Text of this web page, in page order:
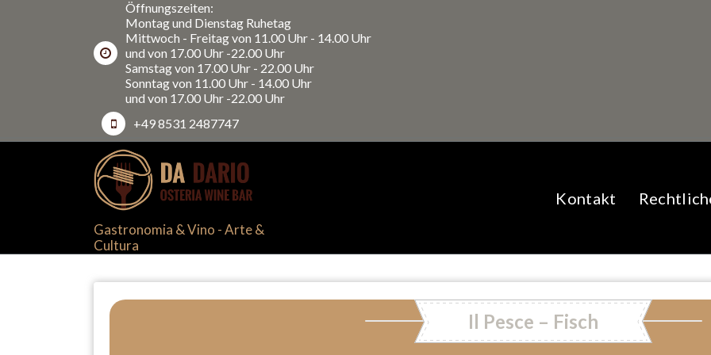
Öffnungszeiten:
Montag und Dienstag Ruhetag
Mittwoch - Freitag von 11.00 Uhr - 14.00 Uhr
und von 17.00 Uhr -22.00 Uhr
Samstag von 17.00 Uhr - 22.00 Uhr
Sonntag von 11.00 Uhr - 14.00 Uhr
und von 17.00 Uhr -22.00 Uhr
+49 8531 2487747
Gastronomia & Vino - Arte &
Cultura
Kontakt
Il Pesce – Fisch